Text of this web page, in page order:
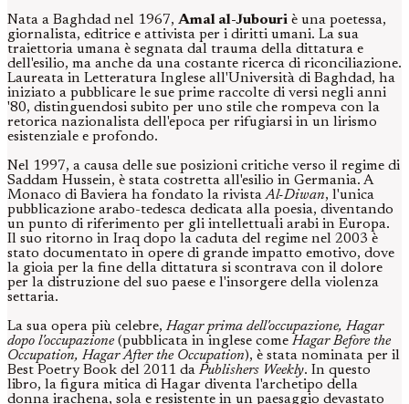
Nata a Baghdad nel 1967, Amal al-Jubouri è una poetessa,
giornalista, editrice e attivista per i diritti umani. La sua
traiettoria umana è segnata dal trauma della dittatura e
dell'esilio, ma anche da una costante ricerca di riconciliazione.
Laureata in Letteratura Inglese all'Università di Baghdad, ha
iniziato a pubblicare le sue prime raccolte di versi negli anni
'80, distinguendosi subito per uno stile che rompeva con la
retorica nazionalista dell'epoca per rifugiarsi in un lirismo
esistenziale e profondo.
Nel 1997, a causa delle sue posizioni critiche verso il regime di
Saddam Hussein, è stata costretta all'esilio in Germania. A
Monaco di Baviera ha fondato la rivistaAl-Diwan, l'unica
pubblicazione arabo-tedesca dedicata alla poesia, diventando
un punto di riferimento per gli intellettuali arabi in Europa.
Il suo ritorno in Iraq dopo la caduta del regime nel 2003 è
stato documentato in opere di grande impatto emotivo, dove
la gioia per la fine della dittatura si scontrava con il dolore
per la distruzione del suo paese e l'insorgere della violenza
settaria.
La sua opera più celebre, Hagar prima dell'occupazione, Hagar
dopo l'occupazione(pubblicata in inglese come Hagar Before the
Occupation, Hagar After the Occupation), è stata nominata per il
Best Poetry Book del 2011 da Publishers Weekly. In questo
libro, la figura mitica di Hagar diventa l'archetipo della
donna irachena, sola e resistente in un paesaggio devastato